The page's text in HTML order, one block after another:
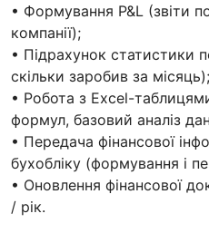
• Формування P&L (звіти
компанії);
• Підрахунок статистики
скільки заробив за місяць);
• Робота з Excel-
формул, базовий аналіз
• Передача фінансової
бухобліку (формування і
• Оновлення фінансової
/ рік.